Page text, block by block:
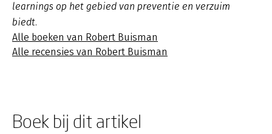
learnings op het gebied van preventie en verzuim
biedt.
Alle boeken van Robert Buisman
Alle recensies van Robert Buisman
Boek bij dit artikel